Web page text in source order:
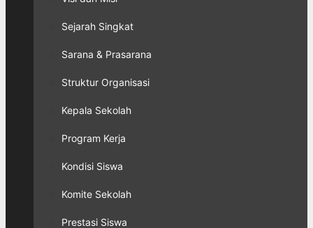
Sejarah Singkat
Sarana & Prasarana
Struktur Organisasi
Kepala Sekolah
Program Kerja
Kondisi Siswa
Komite Sekolah
Prestasi Siswa